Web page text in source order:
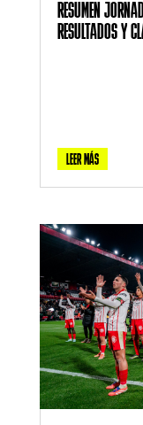
RESUMEN
RESULTADOS Y
LEER MÁS